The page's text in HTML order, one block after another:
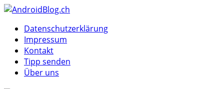
Menu
MenuDatenschutzerklärung
Impressum
Kontakt
Tipp senden
Über uns